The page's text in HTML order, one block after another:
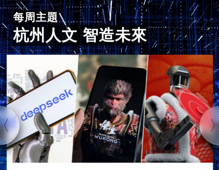
每周主題
杭州人文 智造未來